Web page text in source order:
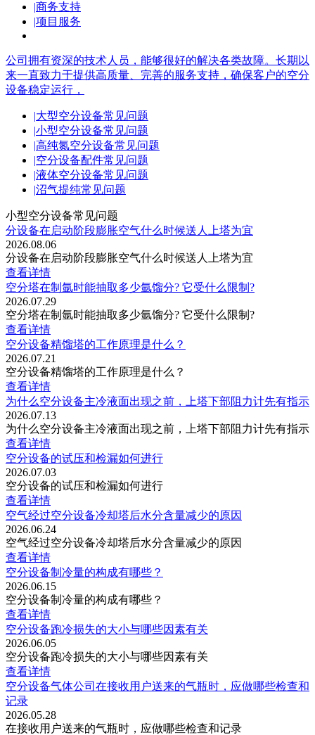
|商务支持
|项目服务
公司拥有资深的技术人员，能够很好的解决各类故障。长期以
来一直致力于提供高质量、完善的服务支持，确保客户的空分
设备稳定运行，
|大型空分设备常见问题
|小型空分设备常见问题
|高纯氮空分设备常见问题
|空分设备配件常见问题
|液体空分设备常见问题
|沼气提纯常见问题
小型空分设备常见问题
分设备在启动阶段膨胀空气什么时候送人上塔为宜
2026.08.06
分设备在启动阶段膨胀空气什么时候送人上塔为宜
查看详情
空分塔在制氩时能抽取多少氩馏分? 它受什么限制?
2026.07.29
空分塔在制氩时能抽取多少氩馏分? 它受什么限制?
查看详情
空分设备精馏塔的工作原理是什么？
2026.07.21
空分设备精馏塔的工作原理是什么？
查看详情
为什么空分设备主冷液面出现之前，上塔下部阻力计先有指示
2026.07.13
为什么空分设备主冷液面出现之前，上塔下部阻力计先有指示
查看详情
空分设备的试压和检漏如何进行
2026.07.03
空分设备的试压和检漏如何进行
查看详情
空气经过空分设备冷却塔后水分含量减少的原因
2026.06.24
空气经过空分设备冷却塔后水分含量减少的原因
查看详情
空分设备制冷量的构成有哪些？
2026.06.15
空分设备制冷量的构成有哪些？
查看详情
空分设备跑冷损失的大小与哪些因素有关
2026.06.05
空分设备跑冷损失的大小与哪些因素有关
查看详情
空分设备气体公司在接收用户送来的气瓶时，应做哪些检查和
记录
2026.05.28
在接收用户送来的气瓶时，应做哪些检查和记录